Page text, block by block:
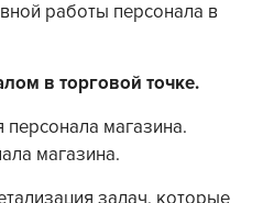
работы персонала в
в торговой точке.
персонала магазина.
магазина.